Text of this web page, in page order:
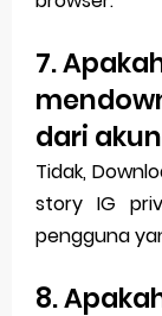
7.
dari
Tidak,
story IG
pengguna
8.